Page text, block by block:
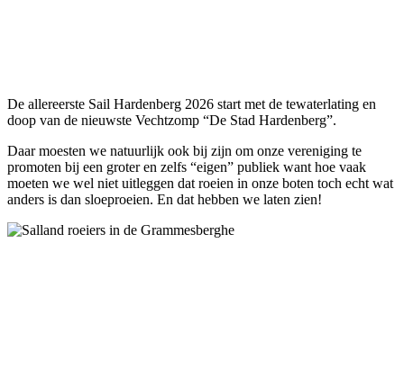
De allereerste Sail Hardenberg 2026 start met de tewaterlating en
doop van de nieuwste Vechtzomp “De Stad Hardenberg”.
Daar moesten we natuurlijk ook bij zijn om onze vereniging te
promoten bij een groter en zelfs “eigen” publiek want hoe vaak
moeten we wel niet uitleggen dat roeien in onze boten toch echt wat
anders is dan sloeproeien. En dat hebben we laten zien!